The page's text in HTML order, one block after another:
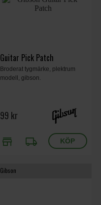
Guitar Pick Patch
Broderat tygmärke, plektrum
modell, gibson.
99 kr
store local_shipping
Gibson